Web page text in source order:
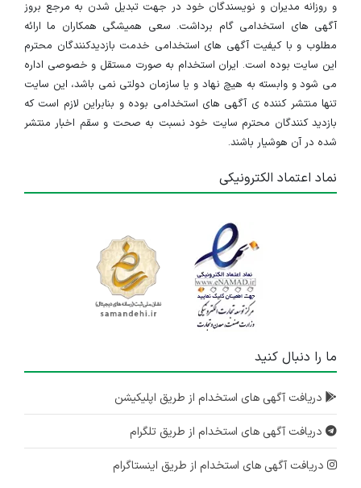
و روزانه مدیران و نویسندگان خود در جهت تبدیل شدن به مرجع بروز
آگهی های استخدامی گام برداشت. سعی همیشگی همکاران ما ارائه
مطلوب و با کیفیت آگهی های استخدامی خدمت بازدیدکنندگان محترم
این سایت بوده است. ایران استخدام به صورت مستقل و خصوصی اداره
می شود و وابسته به هیچ نهاد و یا سازمان دولتی نمی باشد، این سایت
تنها منتشر کننده ی آگهی های استخدامی بوده و بنابراین لازم است که
بازدید کنندگان محترم سایت خود نسبت به صحت و سقم اخبار منتشر
شده در آن هوشیار باشند.
نماد اعتماد الکترونیکی
ما را دنبال کنید
دریافت آگهی های استخدام از طریق اپلیکیشن
دریافت آگهی های استخدام از طریق تلگرام
دریافت آگهی های استخدام از طریق اینستاگرام